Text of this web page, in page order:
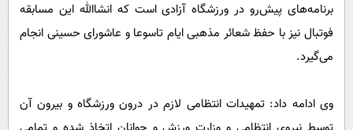
فرهنگی
بین الملل
حیات وحش
سیاست خارجی
برنامه‌های پیش‌رو در ورزشگاه آزادی است که انشاالله این مسابقه
فوتبال نیز با حفظ شعائر مذهبی ایام تاسوعا و عاشورای حسینی انجام
می‌گیرد.
وی ادامه داد: تمهیدات انتظامی لازم در درون ورزشگاه و بیرون آن